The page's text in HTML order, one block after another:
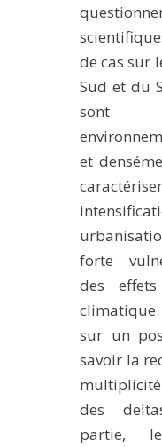
de cas sur
Sud et du
sont
et
forte
des
sur un
savoir la
des
partie,